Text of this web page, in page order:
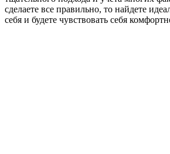
сделаете все правильно, то найдете
себя и будете чувствовать себя